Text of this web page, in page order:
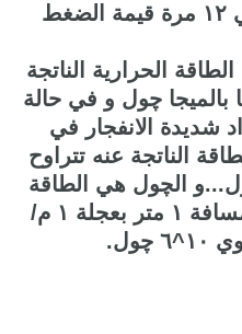
عمليا في بعض الاحيان الي ١٢ مرة قيمة الضغط
الحرارية الناتجة
بالميجا چول و في حالة
كجم مواد شديدة الانفجار في
الناتجة عنه تتراوح
ميجا چول...و الچول هي الطاقة
اللازمة لنقل كتلة ١ كجم مسافة ١ متر بعجلة ١ م/